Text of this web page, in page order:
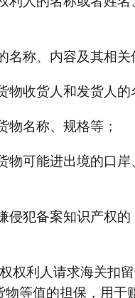
称、内容及其相关
收货人和发货人的
名称、规格等；
可能进出境的口岸
犯备案知识产权的
利人请求海关扣留
物等值的担保，用于